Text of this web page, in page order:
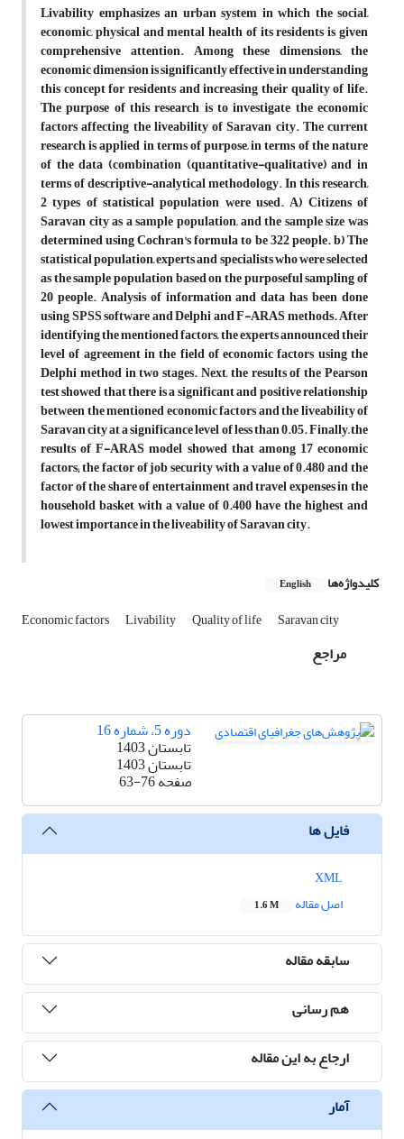
Livability emphasizes an urban system in which the social,
economic, physical and mental health of its residents is given
comprehensive attention. Among these dimensions, the
economic dimension is significantly effective in understanding
this concept for residents and increasing their quality of life.
The purpose of this research is to investigate the economic
factors affecting the liveability of Saravan city. The current
research is applied in terms of purpose, in terms of the nature
of the data (combination (quantitative-qualitative) and in
terms of descriptive-analytical methodology. In this research,
2 types of statistical population were used. A) Citizens of
Saravan city as a sample population, and the sample size was
determined using Cochran's formula to be 322 people. b) The
statistical population, experts and specialists who were selected
as the sample population based on the purposeful sampling of
20 people. Analysis of information and data has been done
using SPSS software and Delphi and F-ARAS methods. After
identifying the mentioned factors, the experts announced their
level of agreement in the field of economic factors using the
Delphi method in two stages. Next, the results of the Pearson
test showed that there is a significant and positive relationship
between the mentioned economic factors and the liveability of
Saravan city at a significance level of less than 0.05. Finally, the
results of F-ARAS model showed that among 17 economic
factors; the factor of job security with a value of 0.480 and the
factor of the share of entertainment and travel expenses in the
household basket with a value of 0.400 have the highest and
lowest importance in the liveability of Saravan city.
کلیدواژه‌ها English
Economic factors Livability Quality of life Saravan city
مراجع
دوره 5، شماره 16
تابستان 1403
تابستان 1403
صفحه63-76
فایل ها
اصل مقاله
1.6 M
سابقه مقاله
هم رسانی
ارجاع به این مقاله
آمار